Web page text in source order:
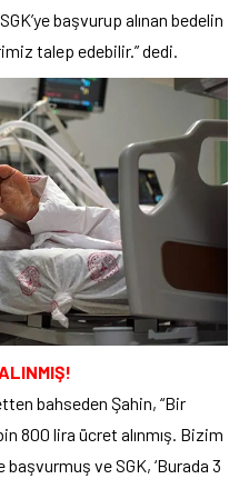
başvurup alınan bedelin
talep edebilir.” dedi.
bahseden Şahin, “Bir
800 lira ücret alınmış. Bizim
başvurmuş ve SGK, ‘Burada 3